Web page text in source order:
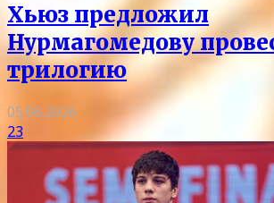
Хьюз предложил
Нурмагомедову
трилогию
05.08.2026
23